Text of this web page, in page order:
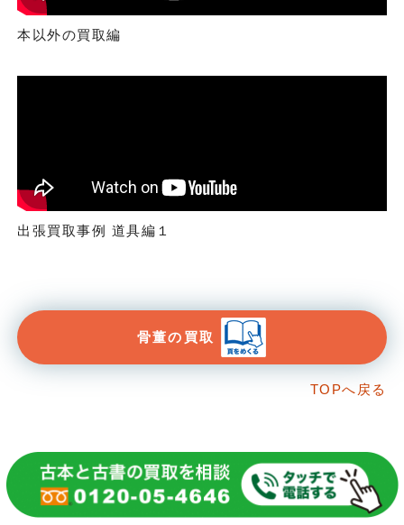
本以外の買取編
出張買取事例 道具編１
骨董の買取
TOPへ戻る